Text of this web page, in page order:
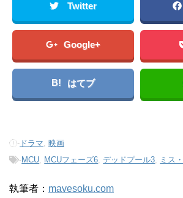
Twitter
Google+
B! はてブ
- ドラマ 映画
-MCU MCUフェーズ6 ,デッドプール3 ミス
執筆者： mavesoku.com